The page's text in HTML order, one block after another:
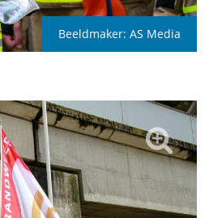
Beeldmaker: AS Media